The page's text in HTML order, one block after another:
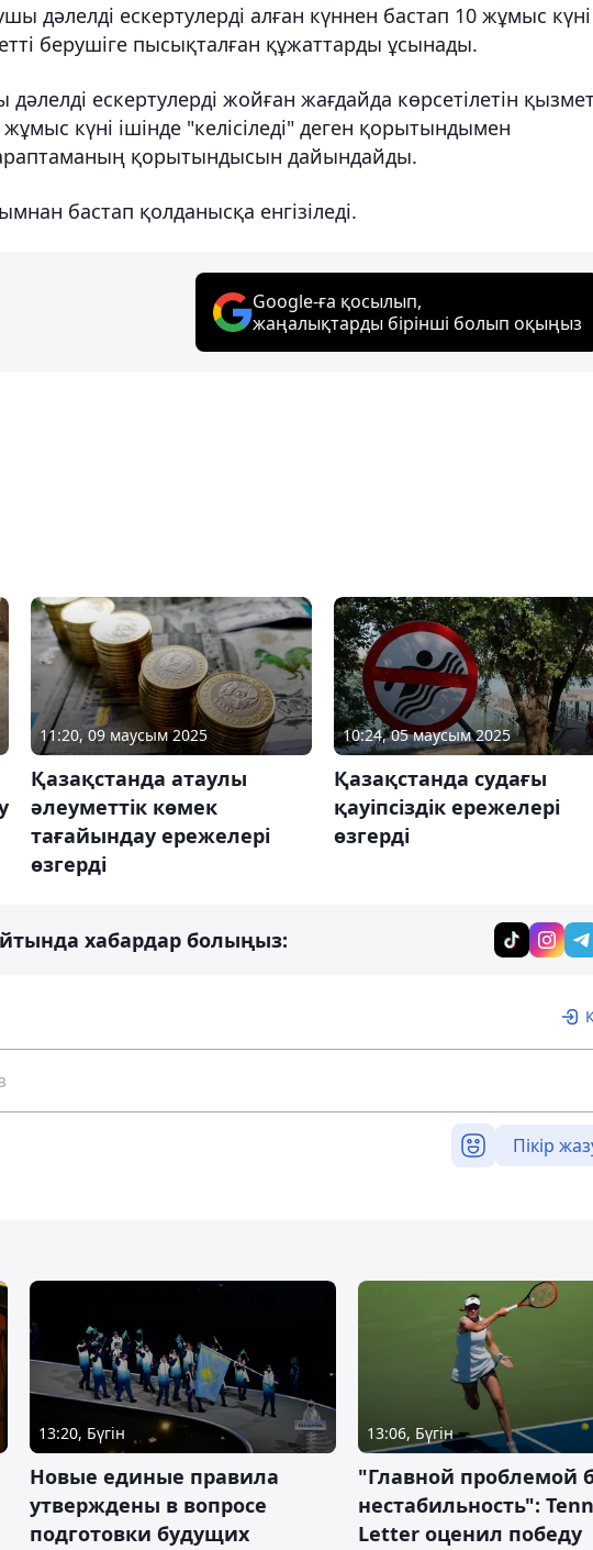
дәлелді ескертулерді алған күннен бастап 10 жұмыс күні
берушіге пысықталған құжаттарды ұсынады.
дәлелді ескертулерді жойған жағдайда көрсетілетін
күні ішінде "келісіледі" деген қорытындымен
қорытындысын дайындайды.
бастап қолданысқа енгізіледі.
Google-ға қосылып,
жаңалықтарды бірінші болып оқыңыз
11:20, 09 маусым 2025
Қазақстанда атаулы
әлеуметтік көмек
тағайындау ережелері
өзгерді
10:24, 05 маусым 2025
Қазақстанда судағы
қауіпсіздік ережелері
өзгерді
хабардар болыңыз:
Пікір
13:20, Бүгін
Новые единые правила
утверждены в вопросе
подготовки будущих
13:06, Бүгін
"Главной проблемой
нестабильность":
Letter оценил победу